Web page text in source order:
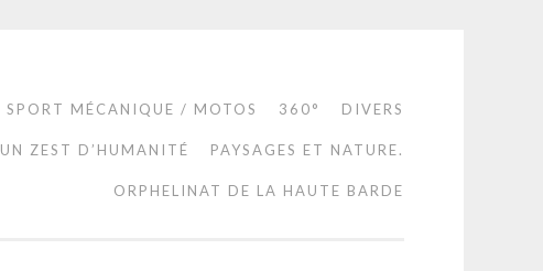
SPORT MÉCANIQUE / MOTOS 360° DIVERS
UN ZEST D’HUMANITÉ PAYSAGES ET NATURE.
ORPHELINAT DE LA HAUTE BARDE